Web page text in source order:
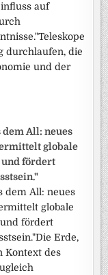
auf
durchlaufen, die
und der
dem All: neues
globale
fördert
dem All: neues
globale
fördert
Erde,
Kontext des